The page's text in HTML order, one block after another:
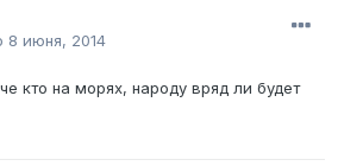
8 июня, 2014
кто на морях, народу вряд ли будет